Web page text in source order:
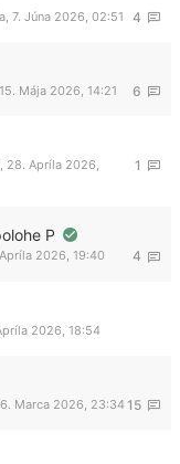
4
7. Júna 2026, 02:51
6
Mája 2026, 14:21
1
28. Apríla 2026,
P
4
2026, 19:40
2026, 18:54
15
Marca 2026, 23:34